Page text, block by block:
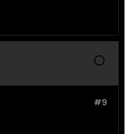
#9